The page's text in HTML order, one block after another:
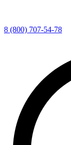
8 (800) 707-54-78